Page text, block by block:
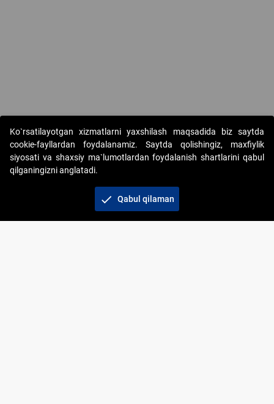
Copyright © 2017-2026. "Elektron onlayn-auksionlarni
tashkil etish" AJ. Barcha huquqlar himoyalangan
Ko`rsatilayotgan xizmatlarni yaxshilash maqsadida biz saytda
cookie-fayllardan foydalanamiz. Saytda qolishingiz, maxfiylik
siyosati va shaxsiy ma`lumotlardan foydalanish shartlarini qabul
qilganingizni anglatadi.
check Qabul qilaman